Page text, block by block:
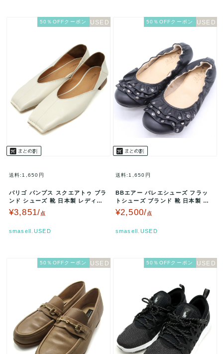
50％OFFクーポン
送料:1,650円
パリゴ パンプス スクエアトゥ ブラ
ンド シューズ 靴 日本製 レディー
ス 24サイズ アイボリー …
¥3,851/点
smasell.USED
50％OFFクーポン
送料:1,650円
BBエアー バレエシューズ フラッ
トシューズ ブランド 靴 日本製 黒
レディース 23.5サイズ …
¥2,500/点
smasell.USED
50％OFFクーポン 50％OFFクーポン